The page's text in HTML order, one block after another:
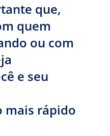
que,
quem
ou com
e seu
mais rápido